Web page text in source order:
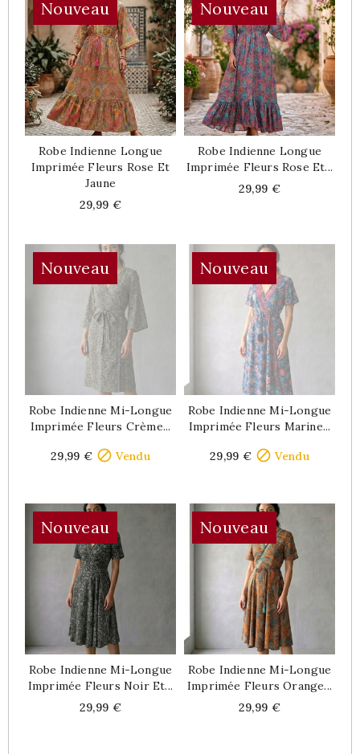
Nouveau
Robe Indienne Longue
Imprimée Fleurs Rose Et
Jaune
Price
29,99 €
Nouveau
Robe Indienne Longue
Imprimée Fleurs Rose Et...
Price
29,99 €
Nouveau
Robe Indienne Mi-Longue
Imprimée Fleurs Crème...
29,99 €  Vendu
Nouveau
Robe Indienne Mi-Longue
Imprimée Fleurs Marine...
29,99 €  Vendu
Nouveau
Robe Indienne Mi-Longue
Imprimée Fleurs Noir Et...
Price
29,99 €
Nouveau
Robe Indienne Mi-Longue
Imprimée Fleurs Orange...
Price
29,99 €